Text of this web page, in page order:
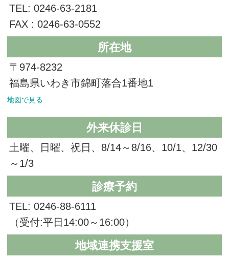
TEL: 0246-63-2181
FAX : 0246-63-0552
所在地
〒974-8232
福島県いわき市錦町落合1番地1
地図で見る
外来休診日
土曜、日曜、祝日、8/14～8/16、10/1、12/30
～1/3
診療予約
TEL: 0246-88-6111
（受付:平日14:00～16:00）
地域連携支援室